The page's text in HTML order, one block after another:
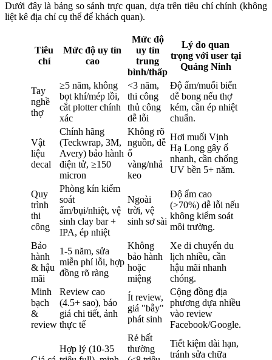
Dưới đây là bảng so sánh trực quan, dựa trên tiêu chí chính (không
liệt kê địa chỉ cụ thể để khách quan).
Tiêu
chí
Mức độ uy tín
cao
Mức độ
uy tín
trung
bình/thấp
Lý do quan
trọng với user tại
Quảng Ninh
Tay
nghề
thợ
≥5 năm, không
bọt khí/mép lồi,
cắt plotter chính
xác
<3 năm,
thi công
thủ công
dễ lỗi
Độ ẩm/muối biển
dễ bong nếu thợ
kém, cần ép nhiệt
chuẩn.
Vật
liệu
decal
Chính hãng
(Teckwrap, 3M,
Avery) bảo hành
điện tử, ≥150
micron
Không rõ
nguồn, dễ
ố
vàng/nhả
keo
Hơi muối Vịnh
Hạ Long gây ố
nhanh, cần chống
UV bền 5+ năm.
Quy
trình
thi
công
Phòng kín kiểm
soát
ẩm/bụi/nhiệt, vệ
sinh clay bar +
IPA, ép nhiệt
Ngoài
trời, vệ
sinh sơ sài
Độ ẩm cao
(>70%) dễ lỗi nếu
không kiểm soát
môi trường.
Bảo
hành
& hậu
mãi
1-5 năm, sửa
miễn phí lỗi, hợp
đồng rõ ràng
Không
bảo hành
hoặc
miệng
Xe di chuyển du
lịch nhiều, cần
hậu mãi nhanh
chóng.
Minh
bạch
&
review
Review cao
(4.5+ sao), báo
giá chi tiết, ảnh
thực tế
Ít review,
giá "bẫy"
phát sinh
Cộng đồng địa
phương dựa nhiều
vào review
Facebook/Google.
Hợp lý (10-35
Rẻ bất
thường
Tiết kiệm dài hạn,
tránh sửa chữa